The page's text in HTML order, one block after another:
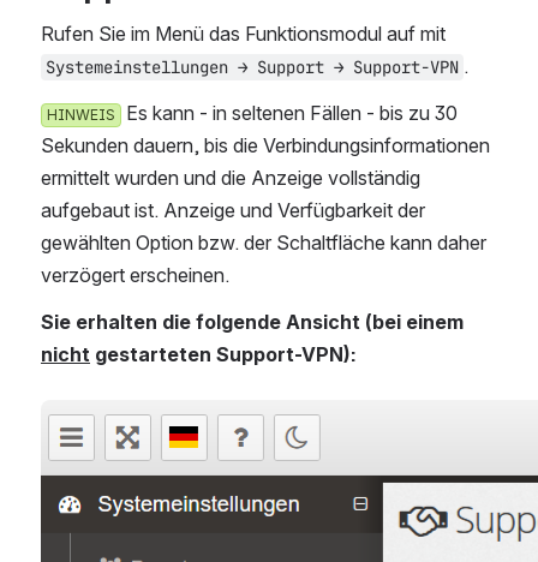
Systemeinstellungen → Support → Support-VPN .
HINWEIS
ekunden dauern, bis die Verbindungsinformationen e
rmittelt wurden und die Anzeige vollständig a
ufgebaut ist. Anzeige und Verfügbarkeit der g
ewählten Option bzw. der Schaltfläche kann daher v
erzögert erscheinen.
nicht gestarteten Support-VPN):
öffnen